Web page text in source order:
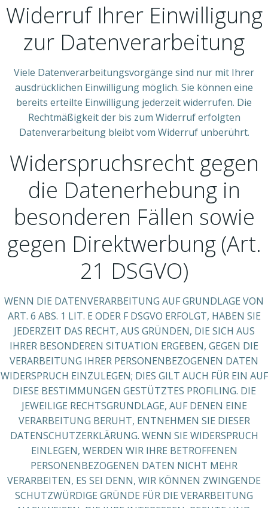
Widerruf Ihrer Einwilligung
zur Datenverarbeitung
Viele Datenverarbeitungsvorgänge sind nur mit Ihrer
ausdrücklichen Einwilligung möglich. Sie können eine
bereits erteilte Einwilligung jederzeit widerrufen. Die
Rechtmäßigkeit der bis zum Widerruf erfolgten
Datenverarbeitung bleibt vom Widerruf unberührt.
Widerspruchsrecht gegen
die Datenerhebung in
besonderen Fällen sowie
gegen Direktwerbung (Art.
21 DSGVO)
WENN DIE DATENVERARBEITUNG AUF GRUNDLAGE VON
ART. 6 ABS. 1 LIT. E ODER F DSGVO ERFOLGT, HABEN SIE
JEDERZEIT DAS RECHT, AUS GRÜNDEN, DIE SICH AUS
IHRER BESONDEREN SITUATION ERGEBEN, GEGEN DIE
VERARBEITUNG IHRER PERSONENBEZOGENEN DATEN
WIDERSPRUCH EINZULEGEN; DIES GILT AUCH FÜR EIN AUF
DIESE BESTIMMUNGEN GESTÜTZTES PROFILING. DIE
JEWEILIGE RECHTSGRUNDLAGE, AUF DENEN EINE
VERARBEITUNG BERUHT, ENTNEHMEN SIE DIESER
DATENSCHUTZERKLÄRUNG. WENN SIE WIDERSPRUCH
EINLEGEN, WERDEN WIR IHRE BETROFFENEN
PERSONENBEZOGENEN DATEN NICHT MEHR
VERARBEITEN, ES SEI DENN, WIR KÖNNEN ZWINGENDE
SCHUTZWÜRDIGE GRÜNDE FÜR DIE VERARBEITUNG